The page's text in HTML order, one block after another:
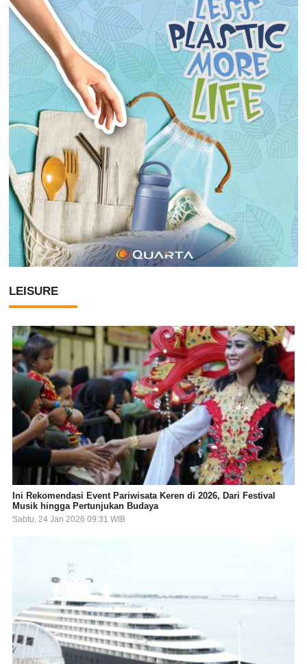
LEISURE
Ini Rekomendasi Event Pariwisata Keren di 2026, Dari Festival
Musik hingga Pertunjukan Budaya
Sabtu, 24 Jan 2026 09:31 WIB